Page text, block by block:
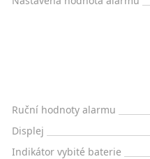
Ruční hodnoty alarmu
Displej
Indikátor vybité baterie